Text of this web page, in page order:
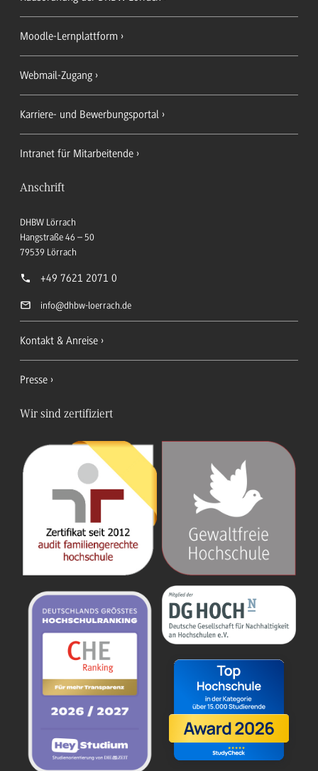
Moodle-Lernplattform
Webmail-Zugang
Karriere- und Bewerbungsportal
Intranet für Mitarbeitende
Anschrift
DHBW Lörrach
Hangstraße 46 – 50
79539 Lörrach
+49 7621 2071 0
info@dhbw-loerrach.de
Kontakt & Anreise
Presse
Wir sind zertifiziert